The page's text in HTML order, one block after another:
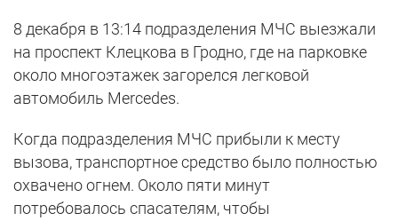
8 декабря в 13:14 подразделения МЧС выезжали
на проспект Клецкова в Гродно, где на парковке
около многоэтажек загорелся легковой
автомобиль Mercedes.
Когда подразделения МЧС прибыли к месту
вызова, транспортное средство было полностью
охвачено огнем. Около пяти минут
потребовалось спасателям, чтобы